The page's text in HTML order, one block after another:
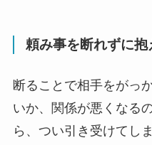
頼み事を断れずに抱
断ることで相手をがっ
いか、関係が悪くなる
ら、つい引き受けてし